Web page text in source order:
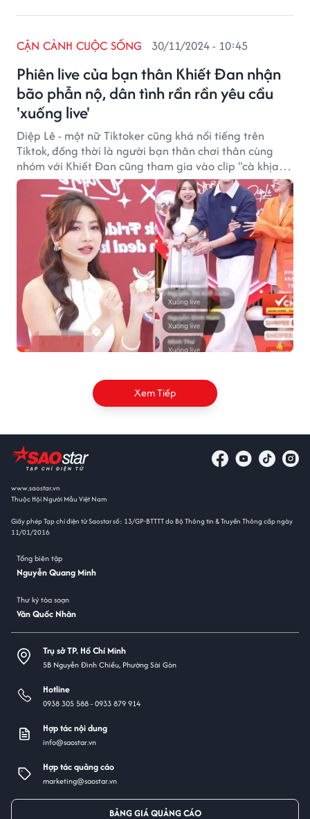
Phiên live của bạn thân Khiết Đan nhận
bão phẫn nộ, dân tình rần rần yêu cầu
'xuống live'
CẬN CẢNH CUỘC SỐNG 30/11/2024 - 10:45
Diệp Lê - một nữ Tiktoker cũng khá nổi tiếng trên
Tiktok, đồng thời là người bạn thân chơi thân cùng
nhóm với Khiết Đan cũng tham gia vào clip "cà khịa":
"Biết Khiết Đan là ai không?". Sau vụ việc này, hiện tại
cô đang bị dân mạng chỉ trích khá nhiều.
Xem Tiếp
www.saostar.vn
Thuộc Hội Người Mẫu Việt Nam
Giấy phép Tạp chí điện tử Saostar số: 13/GP-BTTTT do Bộ Thông tin & Truyền Thông cấp ngày
11/01/2016
Tổng biên tập
Nguyễn Quang Minh
Thư ký tòa soạn
Văn Quốc Nhân
Trụ sở TP. Hồ Chí Minh
5B Nguyễn Đình Chiểu, Phường Sài Gòn
Hotline
0938 305 588 -0933 879 914
Hợp tác nội dung
info@saostar.vn
Hợp tác quảng cáo
marketing@saostar.vn
BẢNG GIÁ QUẢNG CÁO